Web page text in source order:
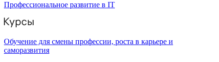
Профессиональное развитие в IT
Обучение для смены профессии, роста в карьере и
саморазвития